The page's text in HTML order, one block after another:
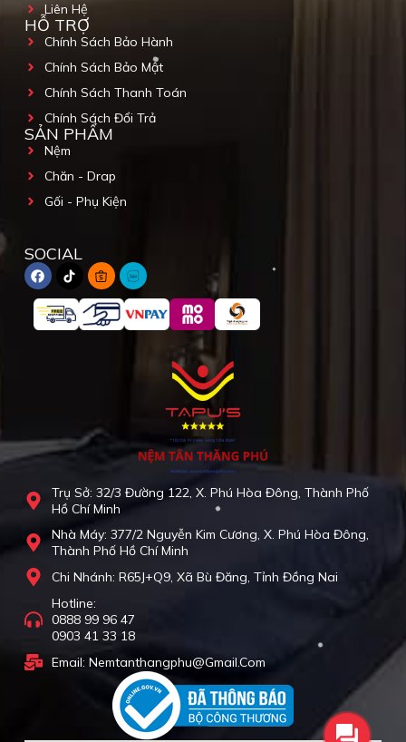
Trụ Sở: 32/3 Đường 122, X. Phú Hòa Đông, Thành Phố
Hồ Chí Minh
Nhà Máy: 377/2 Nguyễn Kim Cương, X. Phú Hòa Đông,
Thành Phố Hồ Chí Minh
Chi Nhánh: R65J+Q9, Xã Bù Đăng, Tỉnh Đồng Nai
Hotline:
0888 99 96 47
0903 41 33 18
Email: Nemtanthangphu@gmail.com
Liên Hệ
HỖ TRỢ
Chính Sách Bảo Hành
Chính Sách Bảo Mật
Chính Sách Thanh Toán
Chính Sách Đổi Trả
SẢN PHẨM
Nệm
Chăn - Drap
Gối - Phụ Kiện
SOCIAL